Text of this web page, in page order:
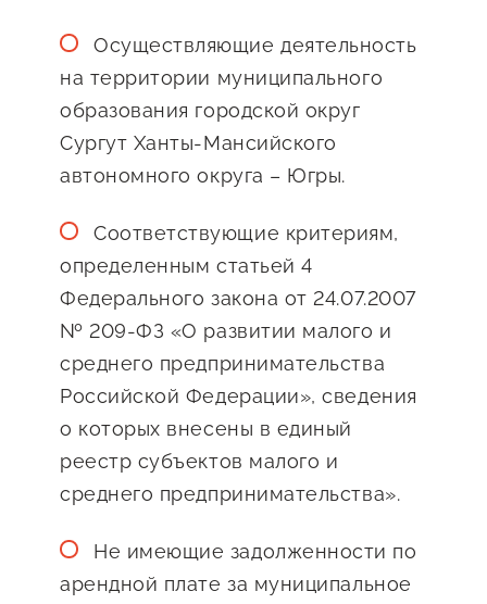
Проекты
Поддержка центра
Истории успеха
Поддержка центра
Календарь
мероприятий для
предпринимателей
Истории успеха
Оказание услуг в
социальной сфере
поддержки
О центре
Проекты
Поддержка центра
Центр инновационно-
технологического и
креативного
О центре
Обучающие
мероприятия
Проекты
Поддержка центра
Онлайн-витрина
Экскурсии на
производства
документы
Центр поддержки экспорта
Справочник
предпринимателя
Органы власти
Организации,
Интерактивные сервисы
Осуществляющие деятельность
на территории муниципального
образования городской округ
Сургут Ханты-Мансийского
автономного округа – Югры.
Соответствующие критериям,
определенным статьей 4
Федерального закона от 24.07.2007
№ 209-ФЗ «О развитии малого и
среднего предпринимательства
Российской Федерации», сведения
о которых внесены в единый
реестр субъектов малого и
среднего предпринимательства».
Не имеющие задолженности по
арендной плате за муниципальное